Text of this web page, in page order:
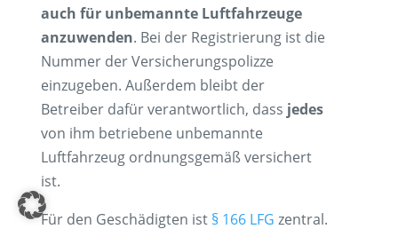
auch für unbemannte Luftfahrzeuge
anzuwenden. Bei der Registrierung ist die
Nummer der Versicherungspolizze
einzugeben. Außerdem bleibt der
Betreiber dafür verantwortlich, dass jedes
von ihm betriebene unbemannte
Luftfahrzeug ordnungsgemäß versichert
ist.
Für den Geschädigten ist § 166 LFG zentral.